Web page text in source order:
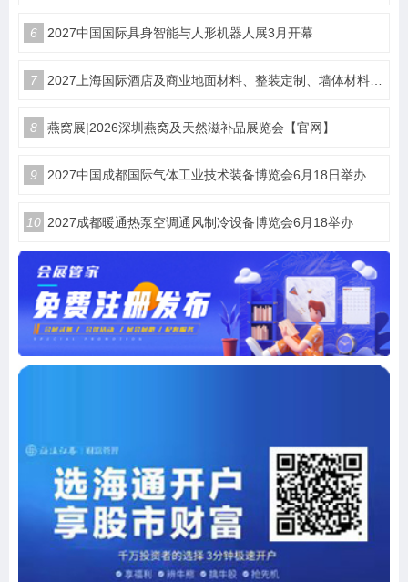
6 2027中国国际具身智能与人形机器人展3月开幕
7 2027上海国际酒店及商业地面材料、整装定制、墙体材料及精品设计、智慧酒店、照明及智能控制博览会 展位火热销售中！
8 燕窝展|2026深圳燕窝及天然滋补品展览会【官网】
9 2027中国成都国际气体工业技术装备博览会6月18日举办
10 2027成都暖通热泵空调通风制冷设备博览会6月18举办